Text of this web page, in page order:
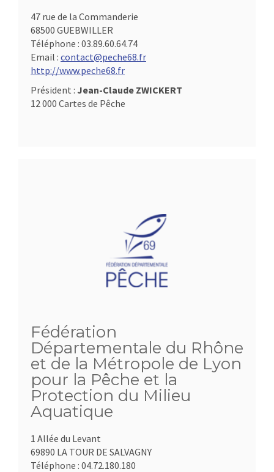
47 rue de la Commanderie
68500 GUEBWILLER
Téléphone : 03.89.60.64.74
Email : contact@peche68.fr
http://www.peche68.fr
Président : Jean-Claude ZWICKERT
12 000 Cartes de Pêche
Fédération
Départementale du Rhône
et de la Métropole de Lyon
pour la Pêche et la
Protection du Milieu
Aquatique
1 Allée du Levant
69890 LA TOUR DE SALVAGNY
Téléphone : 04.72.180.180